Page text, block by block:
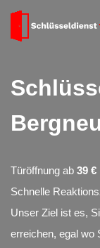
Türöffnung ab 39 €
Schnelle
Unser Ziel ist es,
erreichen, egal wo